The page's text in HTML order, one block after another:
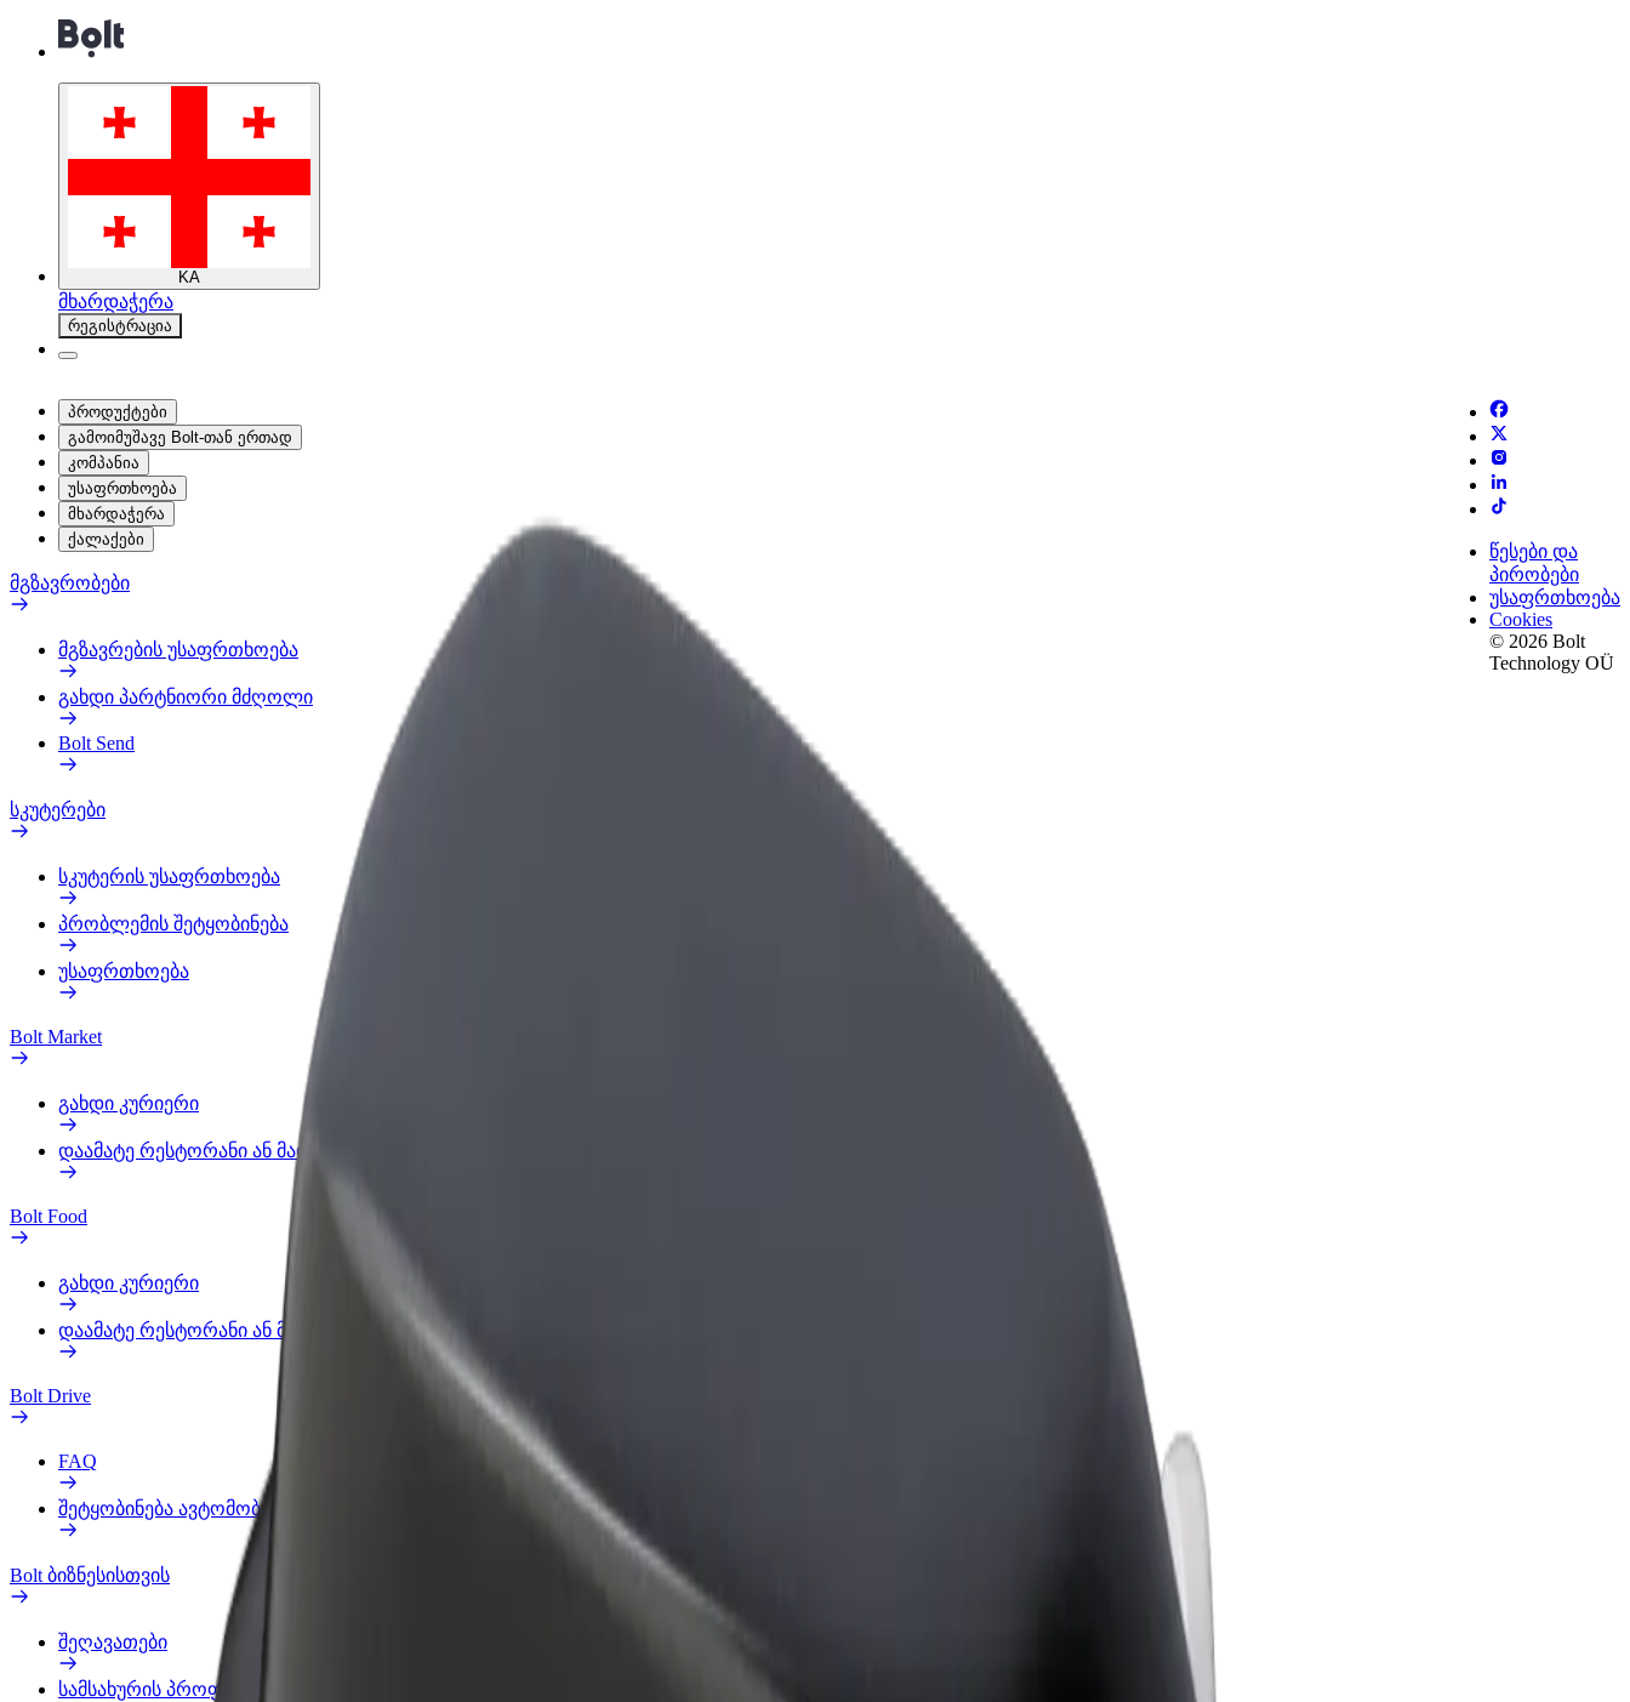
KA
მხარდაჭერა
რეგისტრაცია
პროდუქტები
გამოიმუშავე Bolt-თან ერთად
კომპანია
უსაფრთხოება
მხარდაჭერა
ქალაქები
მგზავრობები
მგზავრების უსაფრთხოება
გახდი პარტნიორი მძღოლი
Bolt Send
სკუტერები
სკუტერის უსაფრთხოება
პრობლემის შეტყობინება
უსაფრთხოება
Bolt Market
გახდი კურიერი
დაამატე რესტორანი ან მაღაზია
Bolt Food
გახდი კურიერი
დაამატე რესტორანი ან მაღაზია
Bolt Drive
FAQ
შეტყობინება ავტომობილზე
Bolt ბიზნესისთვის
შეღავათები
სამსახურის პროფილი
წესები და
პირობები
უსაფრთხოება
Cookies
© 2026 Bolt
Technology OÜ